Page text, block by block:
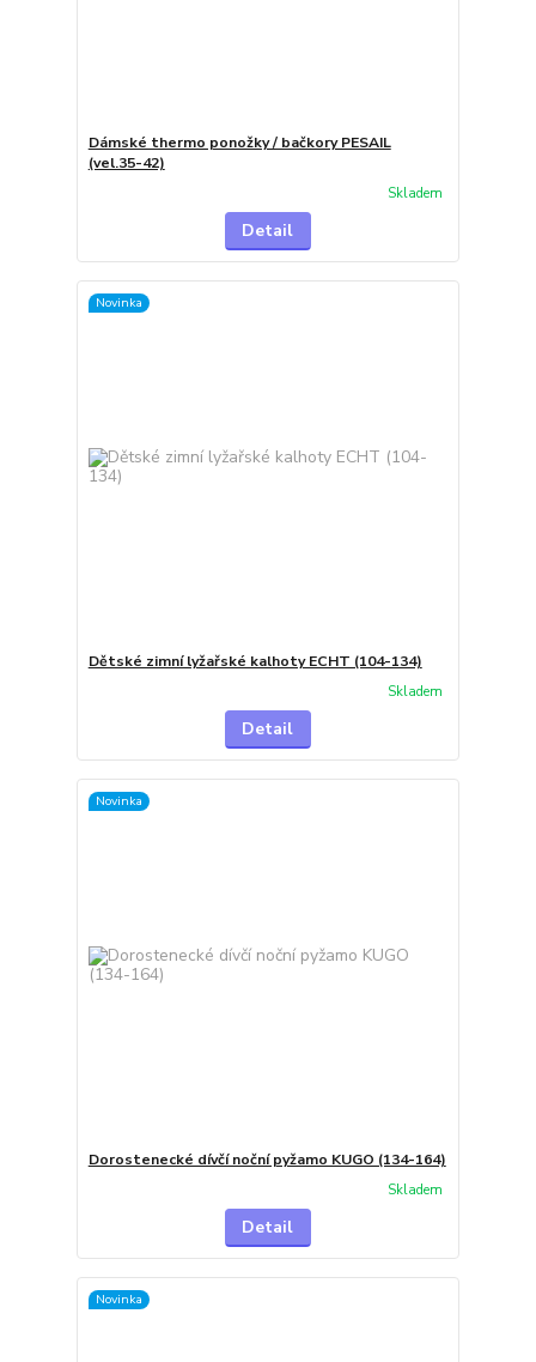
Dámské thermo ponožky / bačkory PESAIL
(vel.35-42)
Skladem
Detail
Novinka
Dětské zimní lyžařské kalhoty ECHT (104-134)
Skladem
Detail
Novinka
Dorostenecké dívčí noční pyžamo KUGO (134-164)
Skladem
Detail
Novinka